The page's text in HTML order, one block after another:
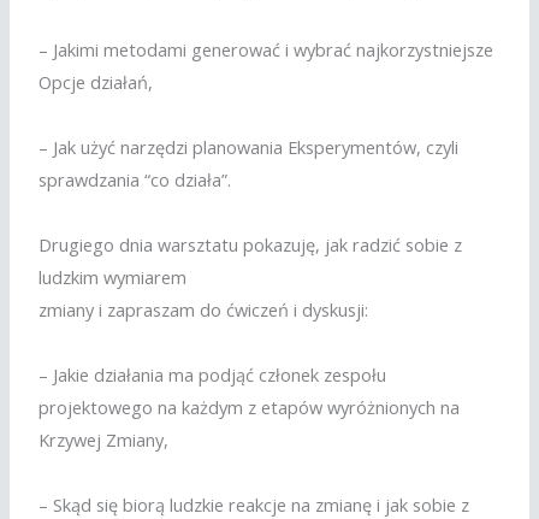
– Jakimi metodami generować i wybrać najkorzystniejsze
Opcje działań,
– Jak użyć narzędzi planowania Eksperymentów, czyli
sprawdzania “co działa”.
Drugiego dnia warsztatu pokazuję, jak radzić sobie z
ludzkim wymiarem
zmiany i zapraszam do ćwiczeń i dyskusji:
– Jakie działania ma podjąć członek zespołu
projektowego na każdym z etapów wyróżnionych na
Krzywej Zmiany,
– Skąd się biorą ludzkie reakcje na zmianę i jak sobie z